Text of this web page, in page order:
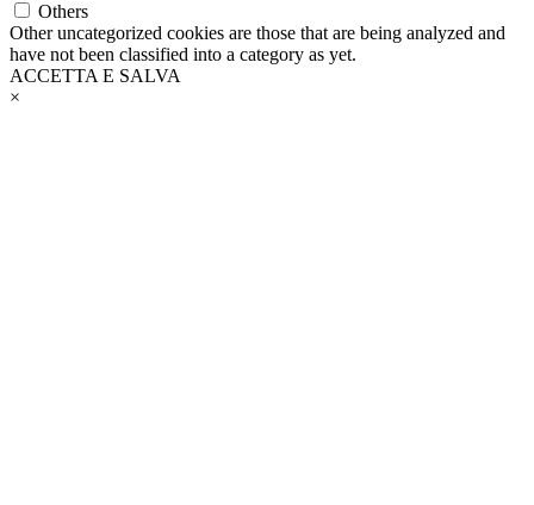
Others
Other uncategorized cookies are those that are being analyzed and
have not been classified into a category as yet.
ACCETTA E SALVA
×